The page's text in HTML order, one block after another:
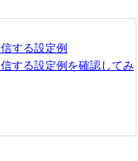
する設定例
する設定例を確認してみ